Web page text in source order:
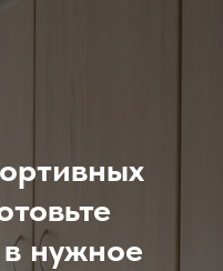
нужное